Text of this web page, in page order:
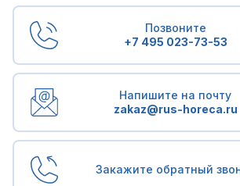
Позвоните
+7 495 023-73-53
Напишите на почту
zakaz@rus-horeca.ru
Закажите обратный